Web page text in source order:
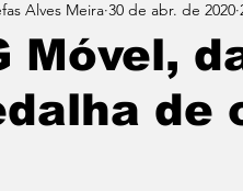
Móvel,
de
Alves Meira 30 de abr. de 2020